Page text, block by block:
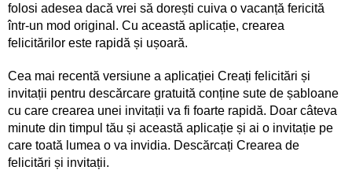
folosi adesea dacă vrei să dorești cuiva o vacanță fericită
într-un mod original. Cu această aplicație, crearea
felicitărilor este rapidă și ușoară.
Cea mai recentă versiune a aplicației Creați felicitări și
invitații pentru descărcare gratuită conține sute de șabloane
cu care crearea unei invitații va fi foarte rapidă. Doar câteva
minute din timpul tău și această aplicație și ai o invitație pe
care toată lumea o va invidia. Descărcați Crearea de
felicitări și invitații.